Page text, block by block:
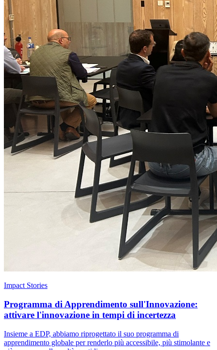
Impact Stories
Programma di Apprendimento sull'Innovazione:
attivare l'innovazione in tempi di incertezza
Insieme a EDP, abbiamo riprogettato il suo programma di
apprendimento globale per renderlo più accessibile, più stimolante e